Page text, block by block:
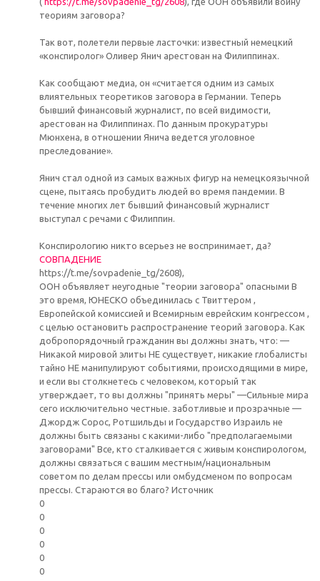
теориям заговора?
Так вот, полетели первые ласточки: известный немецкий
«конспиролог» Оливер Янич арестован на Филиппинах.
Как сообщают медиа, он «считается одним из самых
влиятельных теоретиков заговора в Германии. Теперь
бывший финансовый журналист, по всей видимости,
арестован на Филиппинах. По данным прокуратуры
Мюнхена, в отношении Янича ведется уголовное
преследование».
Янич стал одной из самых важных фигур на немецкоязычной
сцене, пытаясь пробудить людей во время пандемии. В
течение многих лет бывший финансовый журналист
выступал с речами с Филиппин.
Конспирологию никто всерьез не воспринимает, да?
СОВПАДЕНИЕ
https://t.me/sovpadenie_tg/2608),
​ООН объявляет неугодные "теории заговора" опасными В
это время, ЮНЕСКО объединилась с Твиттером ,
Европейской комиссией и Всемирным еврейским конгрессом ,
с целью остановить распространение теорий заговора. Как
добропорядочный гражданин вы должны знать, что: —
Никакой мировой элиты НЕ существует, никакие глобалисты
тайно НЕ манипулируют событиями, происходящими в мире,
и если вы столкнетесь с человеком, который так
утверждает, то вы должны "принять меры" —Сильные мира
сего исключительно честные. заботливые и прозрачные —
Джордж Сорос, Ротшильды и Государство Израиль не
должны быть связаны с какими-либо "предполагаемыми
заговорами" Все, кто сталкивается с живым конспирологом,
должны связаться с вашим местным/национальным
советом по делам прессы или омбудсменом по вопросам
прессы. Стараются во благо? Источник
0
0
0
0
0
0